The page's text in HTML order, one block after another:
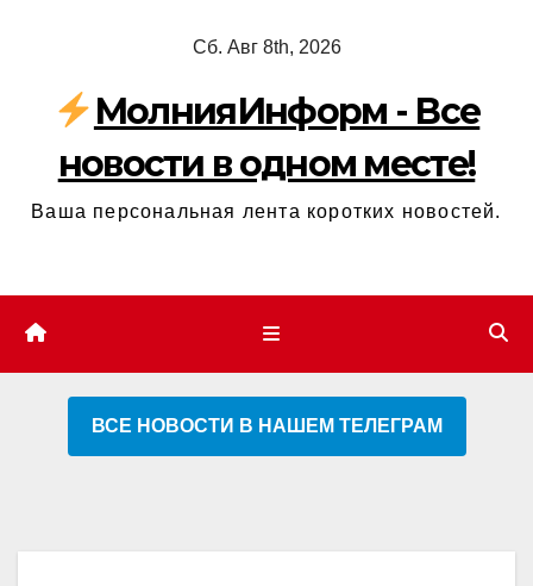
содержимому
Сб. Авг 8th, 2026
МолнияИнформ - Все
новости в одном месте!
Ваша персональная лента коротких новостей.
ВСЕ НОВОСТИ В НАШЕМ ТЕЛЕГРАМ